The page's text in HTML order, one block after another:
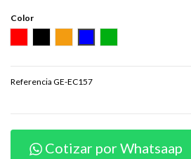
Color
Referencia GE-EC157
Cotizar por Whatsaap